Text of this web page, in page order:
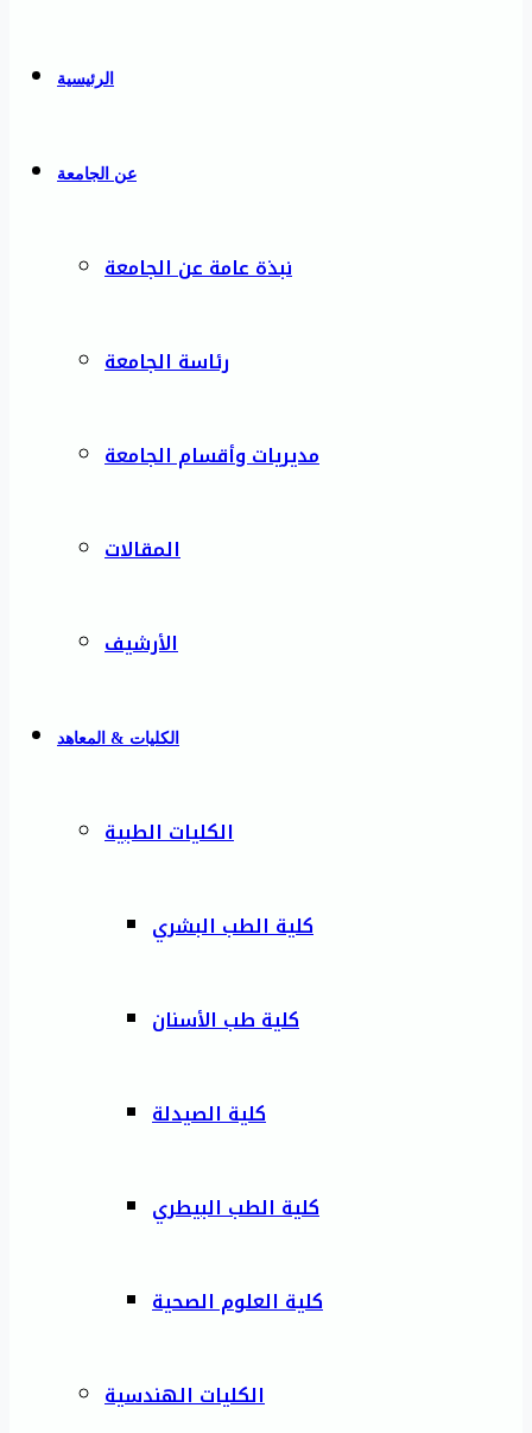
الرئيسية
عن الجامعة
نبذة عامة عن الجامعة
رئاسة الجامعة
مديريات وأقسام الجامعة
المقالات
الأرشيف
الكليات & المعاهد
الكليات الطبية
كلية الطب البشري
كلية طب الأسنان
كلية الصيدلة
كلية الطب البيطري
كلية العلوم الصحية
الكليات الهندسية